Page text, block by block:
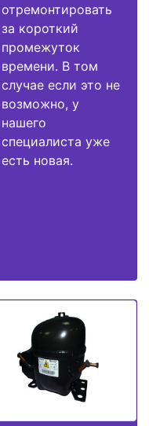
отремонтировать
за короткий
промежуток
времени. В том
случае если это не
возможно, у
нашего
специалиста уже
есть новая.